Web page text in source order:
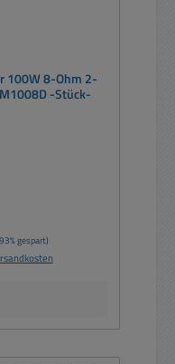
100W 8-Ohm 2-
-Stück-
gespart)